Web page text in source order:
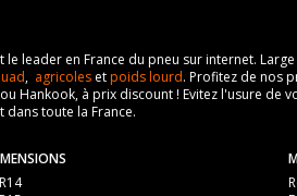
le leader en France du pneu sur internet.
, agricoles etpoids lourd. Profitez de nos
Hankook, à prix discount ! Evitez l'usure de
dans toute la France.